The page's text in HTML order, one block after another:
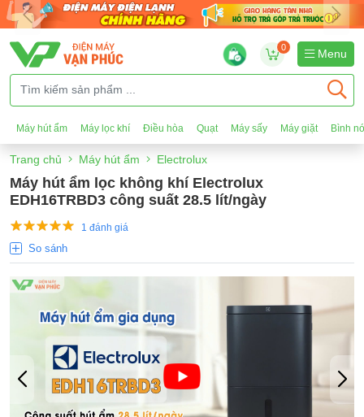
0
Menu
Máy hút ẩm Máy lọc khí Điều hòa Quạt Máy sấy Máy giặt Bình
Trang chủ Máy hút ẩm Electrolux
Máy hút ẩm lọc không khí Electrolux
EDH16TRBD3 công suất 28.5 lít/ngày
1 đánh giá
So sánh